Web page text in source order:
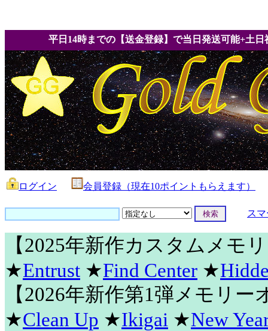
平日14時までの【送金登録】で当日発送可能+土日
ログイン 会員登録（現在10ポイントもらえます）
ス
【2025年新作カスタムメモ
★Entrust ★Find Center ★
【2026年新作第1弾メモリー
★Clean Up ★Ikigai ★New